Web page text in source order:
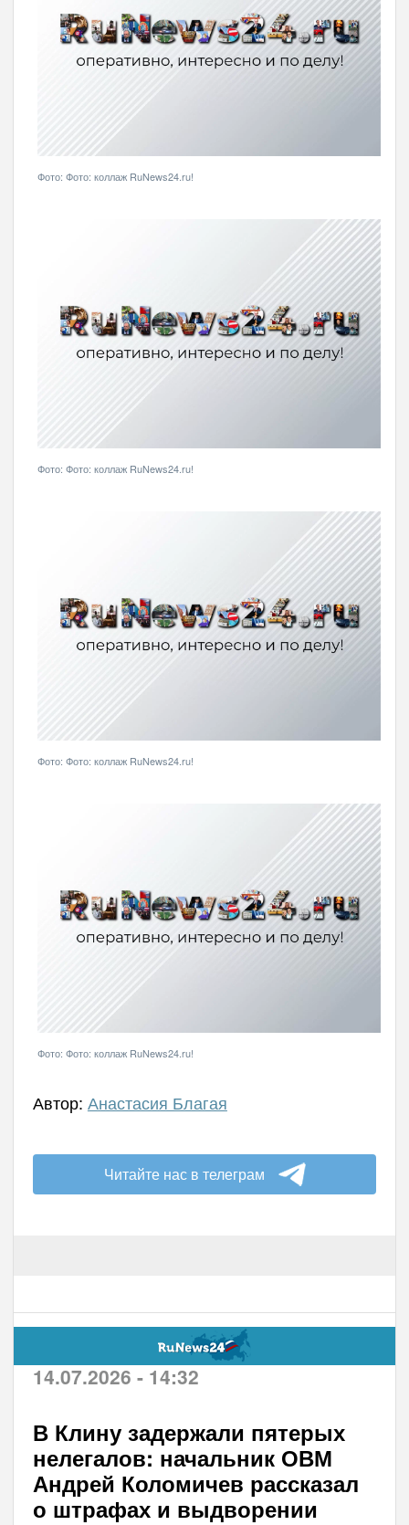
Фото: Фото: коллаж RuNews24.ru!
Фото: Фото: коллаж RuNews24.ru!
Фото: Фото: коллаж RuNews24.ru!
Фото: Фото: коллаж RuNews24.ru!
Автор: Анастасия Благая
Читайте нас в телеграм
14.07.2026 - 14:32
В Клину задержали пятерых
нелегалов: начальник ОВМ
Андрей Коломичев рассказал
о штрафах и выдворении